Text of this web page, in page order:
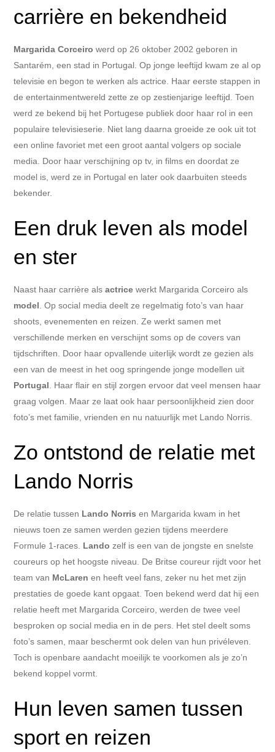
carrière en bekendheid
Margarida Corceiro werd op 26 oktober 2002 geboren in
Santarém, een stad in Portugal. Op jonge leeftijd kwam ze al op
televisie en begon te werken als actrice. Haar eerste stappen in
de entertainmentwereld zette ze op zestienjarige leeftijd. Toen
werd ze bekend bij het Portugese publiek door haar rol in een
populaire televisieserie. Niet lang daarna groeide ze ook uit tot
een online favoriet met een groot aantal volgers op sociale
media. Door haar verschijning op tv, in films en doordat ze
model is, werd ze in Portugal en later ook daarbuiten steeds
bekender.
Een druk leven als model
en ster
Naast haar carrière alsactrice werkt Margarida Corceiro als
model . Op social media deelt ze regelmatig foto’s van haar
shoots, evenementen en reizen. Ze werkt samen met
verschillende merken en verschijnt soms op de covers van
tijdschriften. Door haar opvallende uiterlijk wordt ze gezien als
een van de meest in het oog springende jonge modellen uit
Portugal . Haar flair en stijl zorgen ervoor dat veel mensen haar
graag volgen. Maar ze laat ook haar persoonlijkheid zien door
foto’s met familie, vrienden en nu natuurlijk met Lando Norris.
Zo ontstond de relatie met
Lando Norris
De relatie tussen Lando Norris en Margarida kwam in het
nieuws toen ze samen werden gezien tijdens meerdere
Formule 1-races. Lando zelf is een van de jongste en snelste
coureurs op het hoogste niveau. De Britse coureur rijdt voor het
team van McLaren en heeft veel fans, zeker nu het met zijn
prestaties de goede kant opgaat. Toen bekend werd dat hij een
relatie heeft met Margarida Corceiro, werden de twee veel
besproken op social media en in de pers. Het stel deelt soms
foto’s samen, maar beschermt ook delen van hun privéleven.
Toch is openbare aandacht moeilijk te voorkomen als je zo’n
bekend koppel vormt.
Hun leven samen tussen
sport en reizen